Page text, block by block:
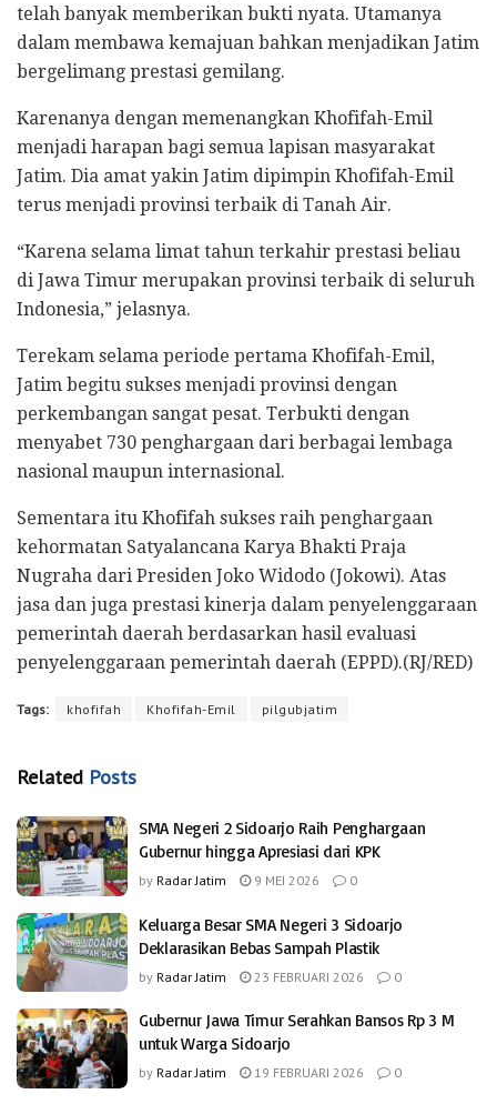
telah banyak memberikan bukti nyata. Utamanya
dalam membawa kemajuan bahkan menjadikan Jatim
bergelimang prestasi gemilang.
Karenanya dengan memenangkan Khofifah-Emil
menjadi harapan bagi semua lapisan masyarakat
Jatim. Dia amat yakin Jatim dipimpin Khofifah-Emil
terus menjadi provinsi terbaik di Tanah Air.
“Karena selama limat tahun terkahir prestasi beliau
di Jawa Timur merupakan provinsi terbaik di seluruh
Indonesia,” jelasnya.
Terekam selama periode pertama Khofifah-Emil,
Jatim begitu sukses menjadi provinsi dengan
perkembangan sangat pesat. Terbukti dengan
menyabet 730 penghargaan dari berbagai lembaga
nasional maupun internasional.
Sementara itu Khofifah sukses raih penghargaan
kehormatan Satyalancana Karya Bhakti Praja
Nugraha dari Presiden Joko Widodo (Jokowi). Atas
jasa dan juga prestasi kinerja dalam penyelenggaraan
pemerintah daerah berdasarkan hasil evaluasi
penyelenggaraan pemerintah daerah (EPPD).(RJ/RED)
Tags: khofifah Khofifah-Emil pilgubjatim
Related Posts
SMA Negeri 2 Sidoarjo Raih Penghargaan
Gubernur hingga Apresiasi dari KPK
by Radar Jatim 9 MEI 2026 0
Keluarga Besar SMA Negeri 3 Sidoarjo
Deklarasikan Bebas Sampah Plastik
by Radar Jatim 23 FEBRUARI 2026 0
Gubernur Jawa Timur Serahkan Bansos Rp 3 M
untuk Warga Sidoarjo
by Radar Jatim 19 FEBRUARI 2026 0